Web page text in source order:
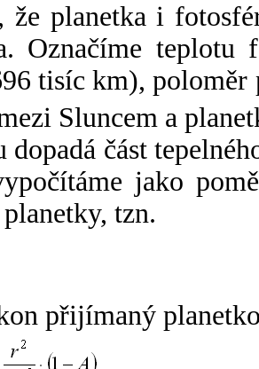
že planetka i
Označíme
tisíc km),
Sluncem a
dopadá část
jako
tzn.
přijímaný